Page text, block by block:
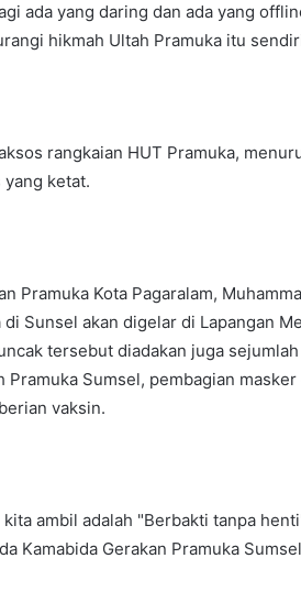
ada yang daring dan ada yang
hikmah Ultah Pramuka itu
rangkaian HUT Pramuka,
ketat.
Pramuka Kota Pagaralam,
Sunsel akan digelar di Lapangan
tersebut diadakan juga
Pramuka Sumsel, pembagian
vaksin.
ambil adalah "Berbakti tanpa
Kamabida Gerakan Pramuka